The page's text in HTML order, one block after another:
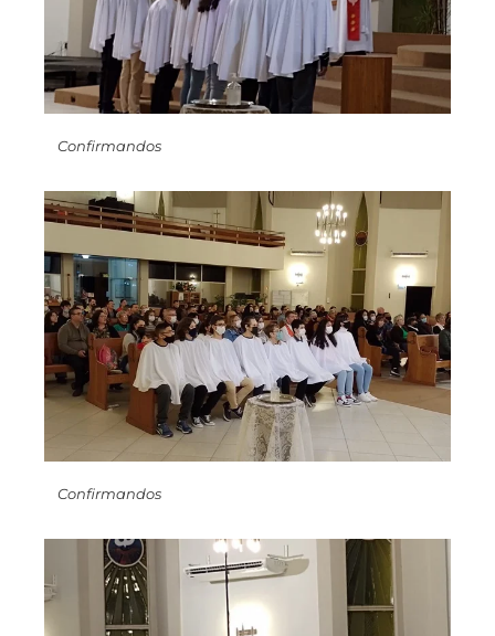
Confirmandos
Confirmandos